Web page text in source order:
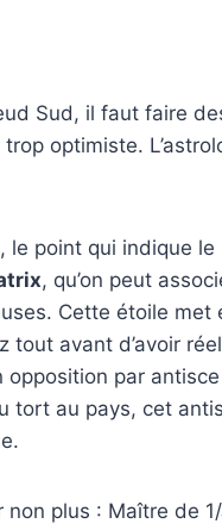
Sud, il faut faire
optimiste.
le point qui indique le
, qu’on peut
Cette étoile met
tout avant d’avoir
par
tort au pays, cet
non plus : Maître de